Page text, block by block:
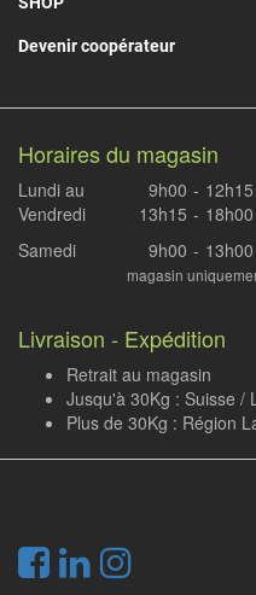
Devenir coopérateur
Horaires du magasin
Lundi au
Vendredi
9h00
13h15
-
-
12h15
18h00
Samedi
9h00 - 13h00
magasin
Livraison - Expédition
Retrait au magasin
Jusqu'à 30Kg : Suisse /
Plus de 30Kg : Région